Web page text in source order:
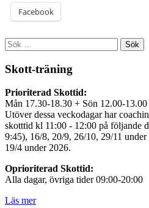
Facebook
Sök
efter:
Skott-träning
Prioriterad Skottid:
Mån 17.30-18.30 + Sön 12.00-13.00
Utöver dessa veckodagar har
skotttid kl 11:00 - 12:00 på följande
9:45), 16/8, 20/9, 26/10, 29/11
19/4 under 2026.
Oprioriterad Skottid:
Alla dagar, övriga tider 09:00-20:00
Läs mer